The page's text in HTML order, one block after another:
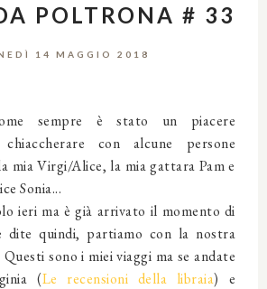
POLTRONA # 33
14 MAGGIO 2018
sempre è stato un piacere
con alcune persone
mia Virgi/Alice, la mia gattara Pam e
Sonia...
ieri ma è già arrivato il momento di
dite quindi, partiamo con la nostra
sono i miei viaggi ma se andate
(Le recensioni della libraia) e